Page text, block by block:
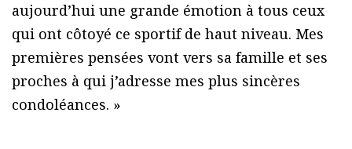
aujourd’hui une grande émotion à tous ceux
qui ont côtoyé ce sportif de haut niveau. Mes
premières pensées vont vers sa famille et ses
proches à qui j’adresse mes plus sincères
condoléances. »